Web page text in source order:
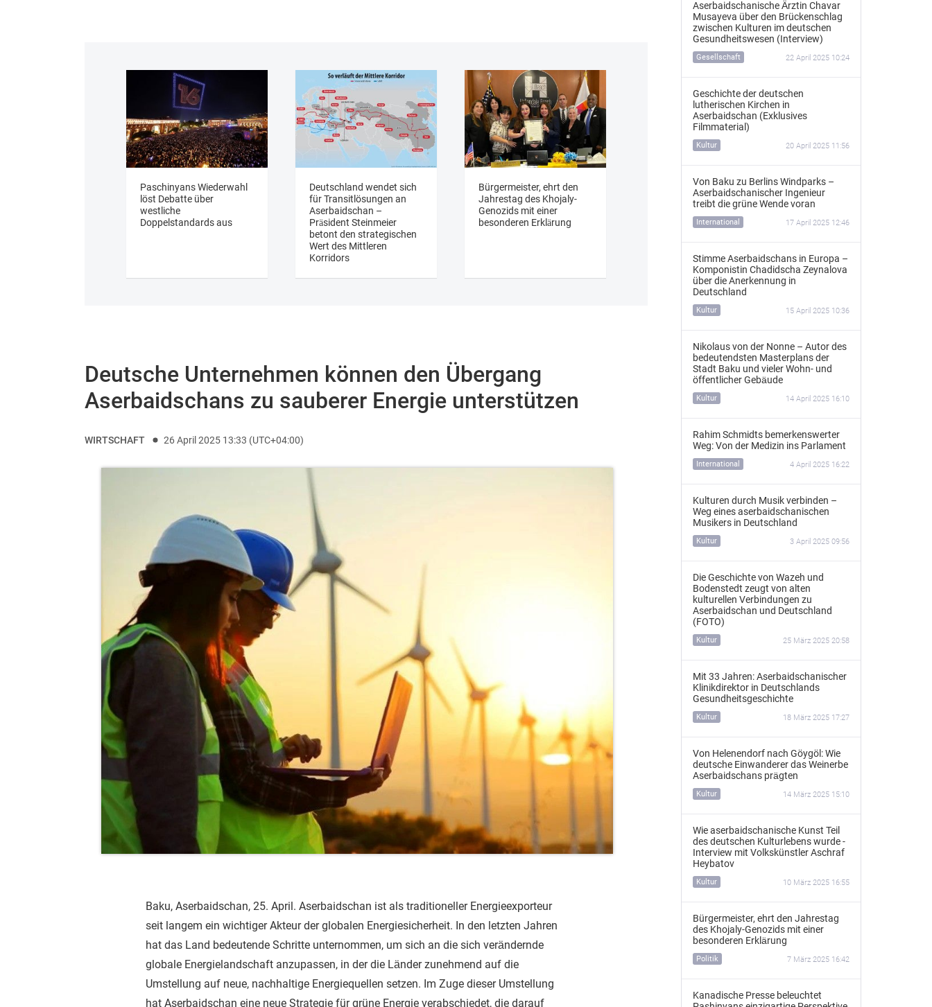
Paschinyans Wiederwahl
löst Debatte über
westliche
Doppelstandards aus
Deutschland wendet sich
für Transitlösungen an
Aserbaidschan –
Präsident Steinmeier
betont den strategischen
Wert des Mittleren
Korridors
Bürgermeister, ehrt den
Jahrestag des Khojaly-
Genozids mit einer
besonderen Erklärung
Deutsche Unternehmen können den Übergang
Aserbaidschans zu sauberer Energie unterstützen
WIRTSCHAFT 26 April 2025 13:33 (UTC+04:00)
Baku, Aserbaidschan, 25. April. Aserbaidschan ist als traditioneller Energieexporteur
seit langem ein wichtiger Akteur der globalen Energiesicherheit. In den letzten Jahren
hat das Land bedeutende Schritte unternommen, um sich an die sich verändernde
globale Energielandschaft anzupassen, in der die Länder zunehmend auf die
Umstellung auf neue, nachhaltige Energiequellen setzen. Im Zuge dieser Umstellung
hat Aserbaidschan eine neue Strategie für grüne Energie verabschiedet, die darauf
Aserbaidschanische Ärztin Chavar
Musayeva über den Brückenschlag
zwischen Kulturen im deutschen
Gesundheitswesen (Interview)
Gesellschaft 22 April 2025 10:24
Geschichte der deutschen
lutherischen Kirchen in
Aserbaidschan (Exklusives
Filmmaterial)
Kultur 20 April 2025 11:56
Von Baku zu Berlins Windparks –
Aserbaidschanischer Ingenieur
treibt die grüne Wende voran
International 17 April 2025 12:46
Stimme Aserbaidschans in Europa –
Komponistin Chadidscha Zeynalova
über die Anerkennung in
Deutschland
Kultur 15 April 2025 10:36
Nikolaus von der Nonne – Autor des
bedeutendsten Masterplans der
Stadt Baku und vieler Wohn- und
öffentlicher Gebäude
Kultur 14 April 2025 16:10
Rahim Schmidts bemerkenswerter
Weg: Von der Medizin ins Parlament
International 4 April 2025 16:22
Kulturen durch Musik verbinden –
Weg eines aserbaidschanischen
Musikers in Deutschland
Kultur 3 April 2025 09:56
Die Geschichte von Wazeh und
Bodenstedt zeugt von alten
kulturellen Verbindungen zu
Aserbaidschan und Deutschland
(FOTO)
Kultur 25 März 2025 20:58
Mit 33 Jahren: Aserbaidschanischer
Klinikdirektor in Deutschlands
Gesundheitsgeschichte
Kultur 18 März 2025 17:27
Von Helenendorf nach Göygöl: Wie
deutsche Einwanderer das Weinerbe
Aserbaidschans prägten
Kultur 14 März 2025 15:10
Wie aserbaidschanische Kunst Teil
des deutschen Kulturlebens wurde -
Interview mit Volkskünstler Aschraf
Heybatov
Kultur 10 März 2025 16:55
Bürgermeister, ehrt den Jahrestag
des Khojaly-Genozids mit einer
besonderen Erklärung
Politik 7 März 2025 16:42
Kanadische Presse beleuchtet